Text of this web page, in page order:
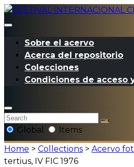
Sobre el acervo
Acerca del repositorio
Colecciones
Condiciones de acceso
Global
Items
Home > Collections > Acervo
tertius, IV FIC 1976